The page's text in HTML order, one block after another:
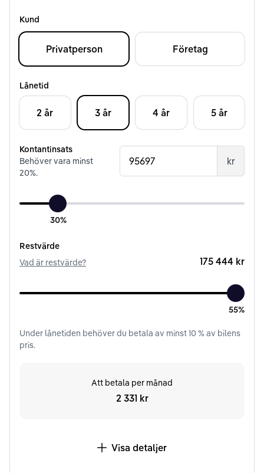
Kund
Privatperson Företag
Lånetid
2 år 3 år 4 år 5 år
Kontantinsats
Behöver vara minst
20%.
kr
30%
Restvärde
Vad är restvärde?
175 444 kr
55%
Under lånetiden behöver du betala av minst10% av bilens
pris.
Att betala per månad
2 331 kr
Visa detaljer